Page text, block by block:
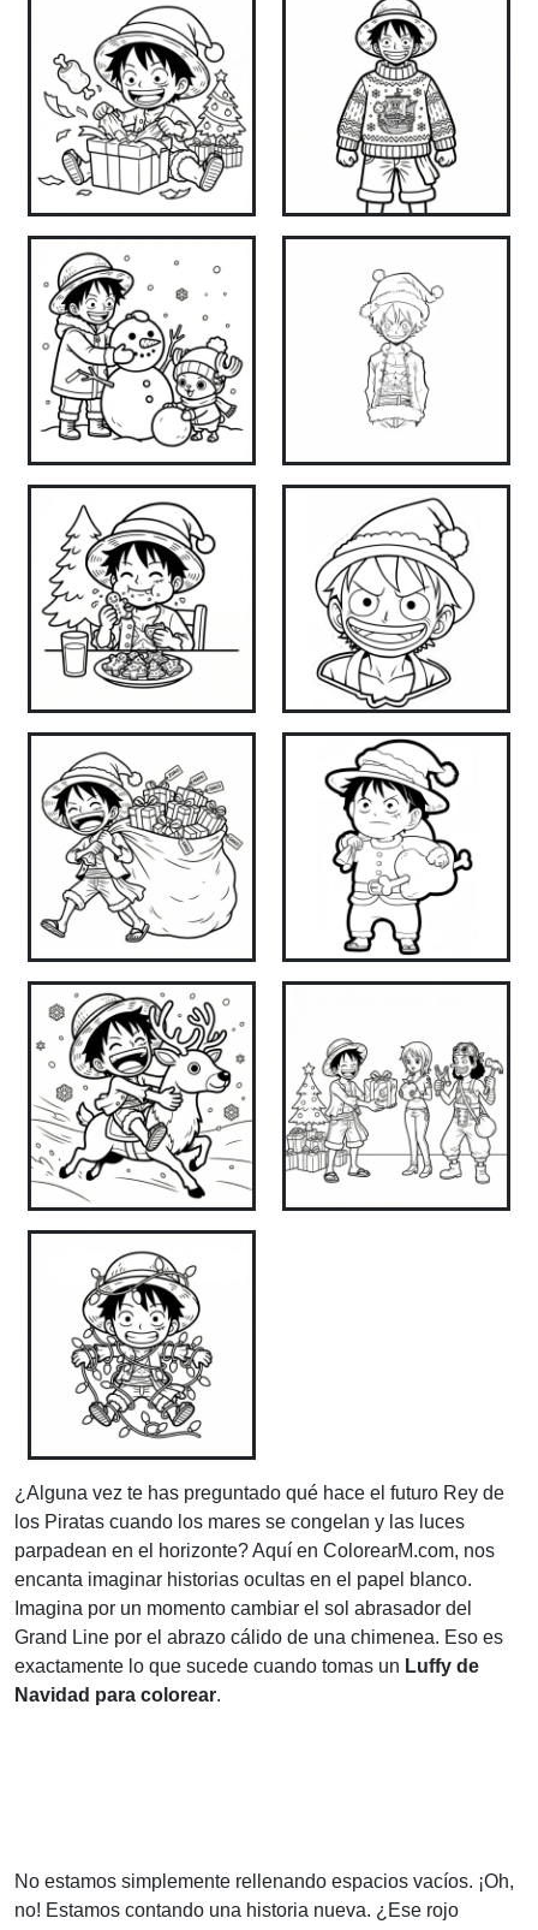
¿Alguna vez te has preguntado qué hace el futuro Rey de
los Piratas cuando los mares se congelan y las luces
parpadean en el horizonte? Aquí en ColorearM.com, nos
encanta imaginar historias ocultas en el papel blanco.
Imagina por un momento cambiar el sol abrasador del
Grand Line por el abrazo cálido de una chimenea. Eso es
exactamente lo que sucede cuando tomas un Luffy de
Navidad para colorear.
No estamos simplemente rellenando espacios vacíos. ¡Oh,
no! Estamos contando una historia nueva. ¿Ese rojo